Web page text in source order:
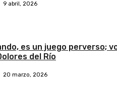
9 abril, 2026
es un juego perverso;
del Río
20 marzo, 2026